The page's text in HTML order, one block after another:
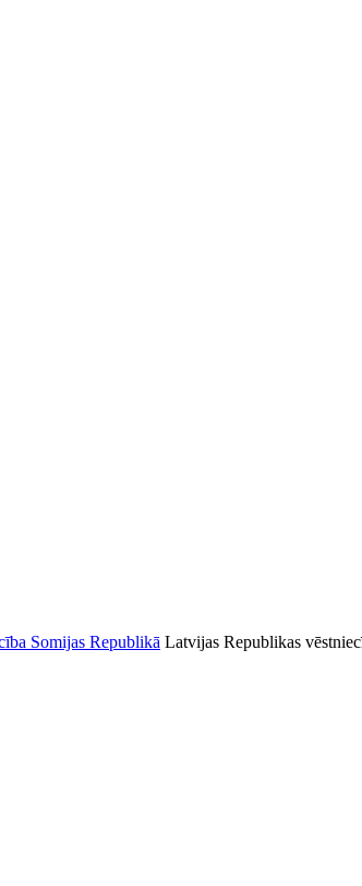
Latvijas Republikas